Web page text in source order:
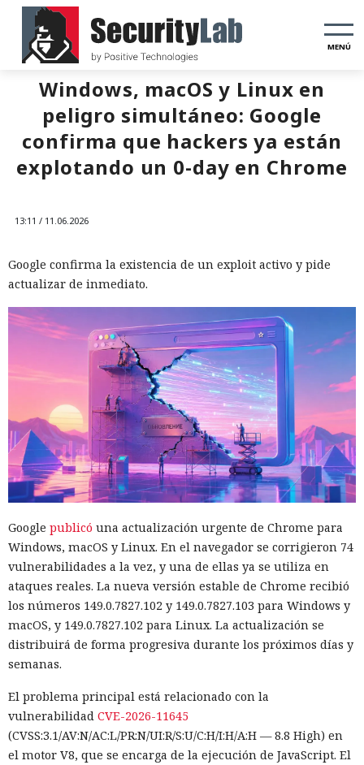
MENÚ
Windows, macOS y Linux en
peligro simultáneo: Google
confirma que hackers ya están
explotando un 0-day en Chrome
13:11 / 11.06.2026
Google confirma la existencia de un exploit activo y pide
actualizar de inmediato.
Google publicó una actualización urgente de Chrome para
Windows, macOS y Linux. En el navegador se corrigieron 74
vulnerabilidades a la vez, y una de ellas ya se utiliza en
ataques reales. La nueva versión estable de Chrome recibió
los números 149.0.7827.102 y 149.0.7827.103 para Windows y
macOS, y 149.0.7827.102 para Linux. La actualización se
distribuirá de forma progresiva durante los próximos días y
semanas.
El problema principal está relacionado con la
vulnerabilidad CVE-2026-11645
(CVSS:3.1/AV:N/AC:L/PR:N/UI:R/S:U/C:H/I:H/A:H — 8.8 High) en
el motor V8, que se encarga de la ejecución de JavaScript. El